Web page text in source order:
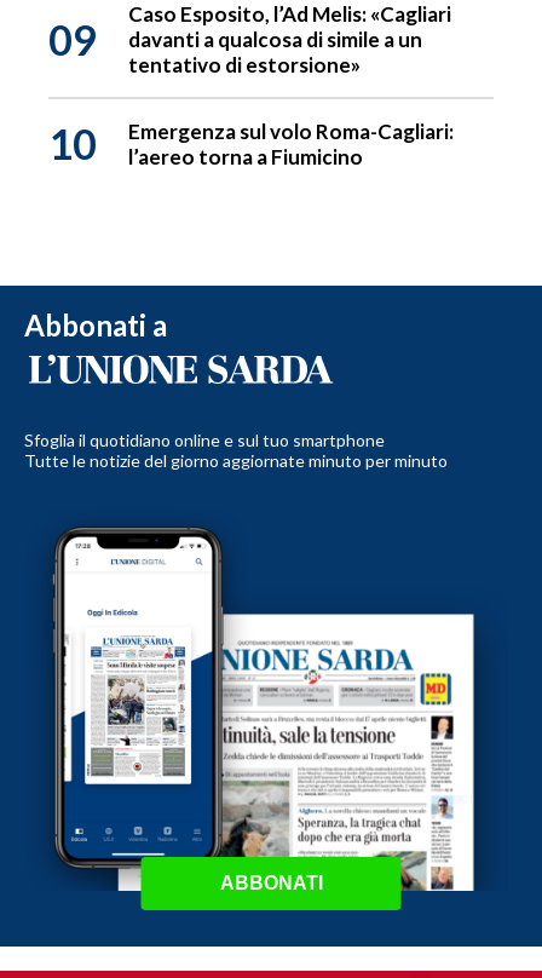
09
Caso Esposito, l’Ad Melis: «Cagliari
davanti a qualcosa di simile a un
tentativo di estorsione»
10
Emergenza sul volo Roma-Cagliari:
l’aereo torna a Fiumicino
Abbonati a
Sfoglia il quotidiano online e sul tuo smartphone
Tutte le notizie del giorno aggiornate minuto per minuto
ABBONATI